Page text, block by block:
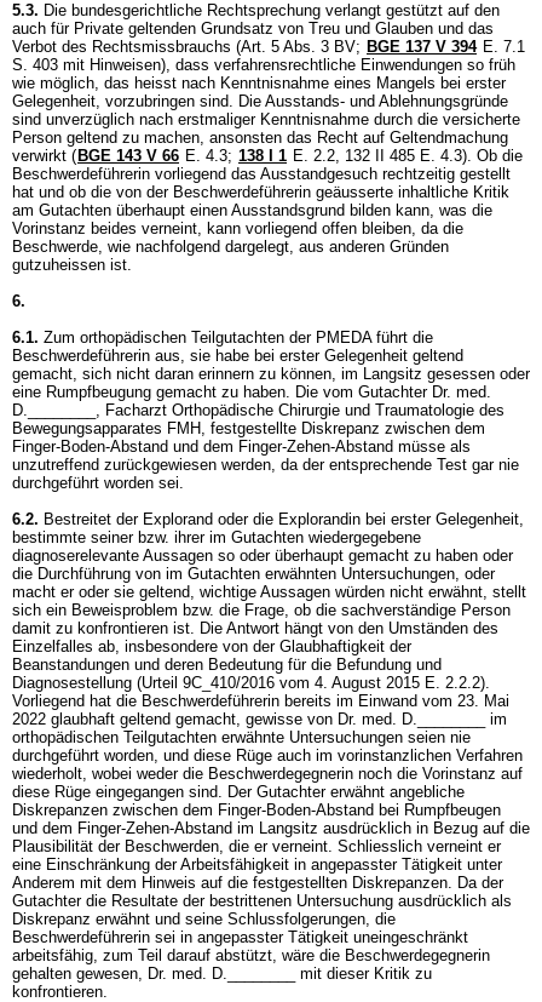
5.3. Die bundesgerichtliche Rechtsprechung verlangt gestützt auf den
auch für Private geltenden Grundsatz von Treu und Glauben und das
Verbot des Rechtsmissbrauchs (Art. 5 Abs. 3 BV; BGE 137 V 394 E. 7.1
S. 403 mit Hinweisen), dass verfahrensrechtliche Einwendungen so früh
wie möglich, das heisst nach Kenntnisnahme eines Mangels bei erster
Gelegenheit, vorzubringen sind. Die Ausstands- und Ablehnungsgründe
sind unverzüglich nach erstmaliger Kenntnisnahme durch die versicherte
Person geltend zu machen, ansonsten das Recht auf Geltendmachung
verwirkt ( BGE 143 V 66 E. 4.3; 138 I 1 E. 2.2, 132 II 485 E. 4.3). Ob die
Beschwerdeführerin vorliegend das Ausstandgesuch rechtzeitig gestellt
hat und ob die von der Beschwerdeführerin geäusserte inhaltliche Kritik
am Gutachten überhaupt einen Ausstandsgrund bilden kann, was die
Vorinstanz beides verneint, kann vorliegend offen bleiben, da die
Beschwerde, wie nachfolgend dargelegt, aus anderen Gründen
gutzuheissen ist.
6.
6.1. Zum orthopädischen Teilgutachten der PMEDA führt die
Beschwerdeführerin aus, sie habe bei erster Gelegenheit geltend
gemacht, sich nicht daran erinnern zu können, im Langsitz gesessen oder
eine Rumpfbeugung gemacht zu haben. Die vom Gutachter Dr. med.
D.________, Facharzt Orthopädische Chirurgie und Traumatologie des
Bewegungsapparates FMH, festgestellte Diskrepanz zwischen dem
Finger-Boden-Abstand und dem Finger-Zehen-Abstand müsse als
unzutreffend zurückgewiesen werden, da der entsprechende Test gar nie
durchgeführt worden sei.
6.2. Bestreitet der Explorand oder die Explorandin bei erster Gelegenheit,
bestimmte seiner bzw. ihrer im Gutachten wiedergegebene
diagnoserelevante Aussagen so oder überhaupt gemacht zu haben oder
die Durchführung von im Gutachten erwähnten Untersuchungen, oder
macht er oder sie geltend, wichtige Aussagen würden nicht erwähnt, stellt
sich ein Beweisproblem bzw. die Frage, ob die sachverständige Person
damit zu konfrontieren ist. Die Antwort hängt von den Umständen des
Einzelfalles ab, insbesondere von der Glaubhaftigkeit der
Beanstandungen und deren Bedeutung für die Befundung und
Diagnosestellung (Urteil 9C_410/2016 vom 4. August 2015 E. 2.2.2).
Vorliegend hat die Beschwerdeführerin bereits im Einwand vom 23. Mai
2022 glaubhaft geltend gemacht, gewisse von Dr. med. D.________ im
orthopädischen Teilgutachten erwähnte Untersuchungen seien nie
durchgeführt worden, und diese Rüge auch im vorinstanzlichen Verfahren
wiederholt, wobei weder die Beschwerdegegnerin noch die Vorinstanz auf
diese Rüge eingegangen sind. Der Gutachter erwähnt angebliche
Diskrepanzen zwischen dem Finger-Boden-Abstand bei Rumpfbeugen
und dem Finger-Zehen-Abstand im Langsitz ausdrücklich in Bezug auf die
Plausibilität der Beschwerden, die er verneint. Schliesslich verneint er
eine Einschränkung der Arbeitsfähigkeit in angepasster Tätigkeit unter
Anderem mit dem Hinweis auf die festgestellten Diskrepanzen. Da der
Gutachter die Resultate der bestrittenen Untersuchung ausdrücklich als
Diskrepanz erwähnt und seine Schlussfolgerungen, die
Beschwerdeführerin sei in angepasster Tätigkeit uneingeschränkt
arbeitsfähig, zum Teil darauf abstützt, wäre die Beschwerdegegnerin
gehalten gewesen, Dr. med. D.________ mit dieser Kritik zu
konfrontieren.